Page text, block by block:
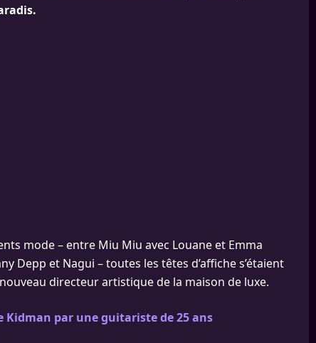
mode – entre Miu Miu avec Louane et Emma
Depp et Nagui – toutes les têtes d’affiche s’étaient
directeur artistique de la maison de luxe.
Kidman par une guitariste de 25 ans